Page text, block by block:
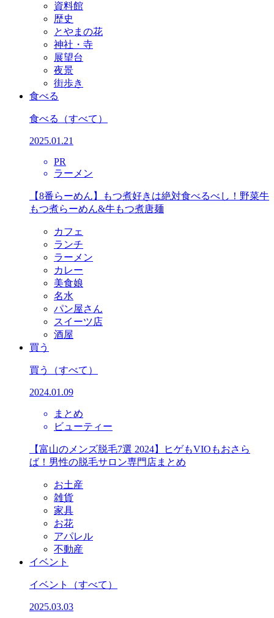
資料館
歴史
とやまの花
神社・寺
展望台
夜景
街歩き
食べる
食べる （すべて）
2025.01.21
PR
ラーメン
【8番らーめん】もつ煮好きは絶対食べるべし！野菜牛
もつ煮らーめん&牛もつ煮唐麺
カフェ
ランチ
ラーメン
カレー
美食娘
名水
パン屋さん
スイーツ店
酒屋
買う
買う （すべて）
2024.01.09
まとめ
ビューティー
【富山のメンズ脱毛7選 2024】ヒゲもVIOもおさら
ば！男性の脱毛サロン専門店まとめ
お土産
雑貨
家具
お花
アパレル
不動産
イベント
イベント （すべて）
2025.03.03